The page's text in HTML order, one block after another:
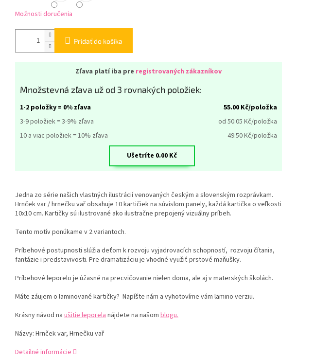
Možnosti doručenia
Pridať do košíka
Zľava platí iba pre registrovaných zákazníkov
Množstevná zľava už od 3 rovnakých položiek:
1-2 položky = 0% zľava 55.00 Kč/položka
3-9 položiek = 3-9% zľava
od 50.05 Kč/položka
10 a viac položiek = 10% zľava
49.50Kč/položka
Ušetríte 0.00Kč
Jedna zo série našich vlastných ilustrácií venovaných českým a slovenským rozprávkam.
Hrnček var / hrnečku vař obsahuje 10 kartičiek na súvislom panely, každá kartička o veľkosti
10x10 cm. Kartičky sú ilustrované ako ilustračne prepojený vizuálny príbeh.
Tento motív ponúkame v 2 variantoch.
Príbehové postupnosti slúžia deťom k rozvoju vyjadrovacích schopností, rozvoju čítania,
fantázie i predstavivosti. Pre dramatizáciu je vhodné využiť prstové maňušky.
Príbehové leporelo je úžasné na precvičovanie nielen doma, ale aj v materských školách.
Máte záujem o laminované kartičky? Napíšte nám a vyhotovíme vám lamino verziu.
Krásny návod na ušitie leporelanájdete na našom blogu.
Názvy: Hrnček var, Hrnečku vař
Detailné informácie